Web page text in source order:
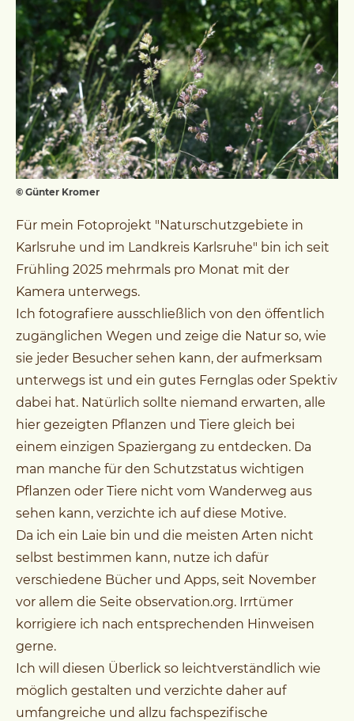
© Günter Kromer
Für mein Fotoprojekt "Naturschutzgebiete in
Karlsruhe und im Landkreis Karlsruhe" bin ich seit
Frühling 2025 mehrmals pro Monat mit der
Kamera unterwegs.
Ich fotografiere ausschließlich von den öffentlich
zugänglichen Wegen und zeige die Natur so, wie
sie jeder Besucher sehen kann, der aufmerksam
unterwegs ist und ein gutes Fernglas oder Spektiv
dabei hat. Natürlich sollte niemand erwarten, alle
hier gezeigten Pflanzen und Tiere gleich bei
einem einzigen Spaziergang zu entdecken. Da
man manche für den Schutzstatus wichtigen
Pflanzen oder Tiere nicht vom Wanderweg aus
sehen kann, verzichte ich auf diese Motive.
Da ich ein Laie bin und die meisten Arten nicht
selbst bestimmen kann, nutze ich dafür
verschiedene Bücher und Apps, seit November
vor allem die Seite observation.org. Irrtümer
korrigiere ich nach entsprechenden Hinweisen
gerne.
Ich will diesen Überlick so leichtverständlich wie
möglich gestalten und verzichte daher auf
umfangreiche und allzu fachspezifische